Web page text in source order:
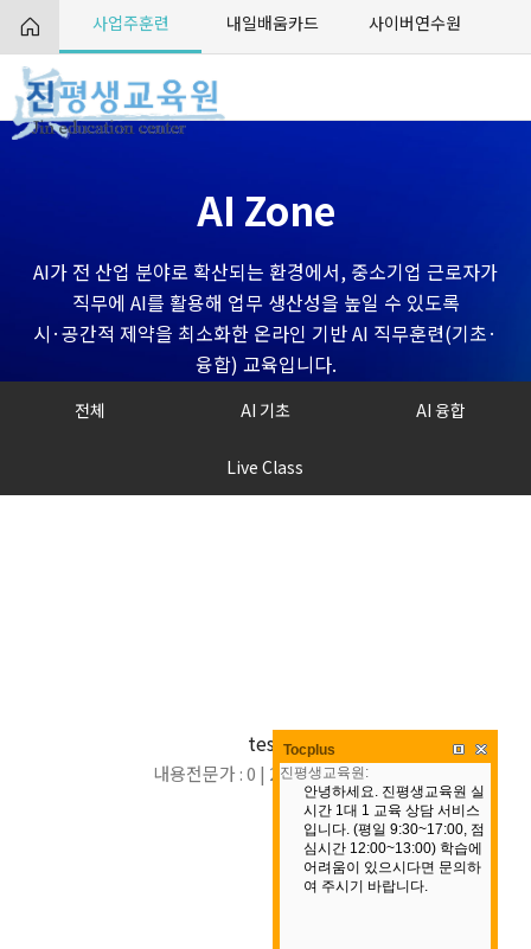
사업주훈련 내일배움카드 사이버연수원
AI Zone
AI가 전 산업 분야로 확산되는 환경에서, 중소기업 근로자가
직무에 AI를 활용해 업무 생산성을 높일 수 있도록
시·공간적 제약을 최소화한 온라인 기반 AI 직무훈련(기초·
융합) 교육입니다.
전체 AI 기초 AI 융합
Live Class
test
내용전문가 : 0 | 21차시/0시간
Tocplus